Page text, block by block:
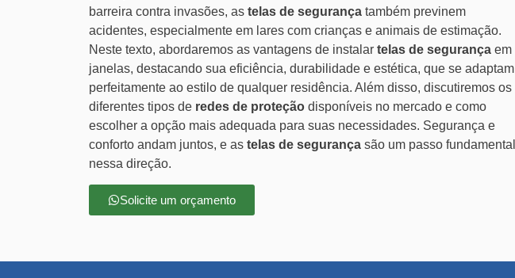
barreira contra invasões, as telas de segurança também previnem
acidentes, especialmente em lares com crianças e animais de estimação.
Neste texto, abordaremos as vantagens de instalar telas de segurança em
janelas, destacando sua eficiência, durabilidade e estética, que se adaptam
perfeitamente ao estilo de qualquer residência. Além disso, discutiremos os
diferentes tipos de redes de proteção disponíveis no mercado e como
escolher a opção mais adequada para suas necessidades. Segurança e
conforto andam juntos, e as telas de segurança são um passo fundamental
nessa direção.
Solicite um orçamento